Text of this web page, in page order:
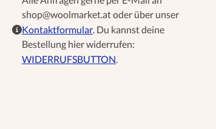
shop@woolmarket.at oder über unser
Kontaktformular. Du kannst deine
Bestellung hier widerrufen:
WIDERRUFSBUTTON.